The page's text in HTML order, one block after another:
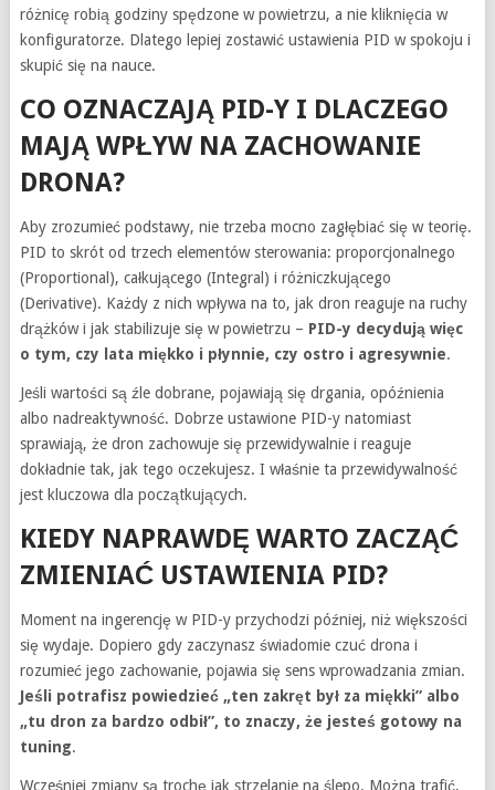
różnicę robią godziny spędzone w powietrzu, a nie kliknięcia w
konfiguratorze. Dlatego lepiej zostawić ustawienia PID w spokoju i
skupić się na nauce.
CO OZNACZAJĄ PID-Y I DLACZEGO
MAJĄ WPŁYW NA ZACHOWANIE
DRONA?
Aby zrozumieć podstawy, nie trzeba mocno zagłębiać się w teorię.
PID to skrót od trzech elementów sterowania: proporcjonalnego
(Proportional), całkującego (Integral) i różniczkującego
(Derivative). Każdy z nich wpływa na to, jak dron reaguje na ruchy
drążków i jak stabilizuje się w powietrzu – PID-y decydują więc
o tym, czy lata miękko i płynnie, czy ostro i agresywnie.
Jeśli wartości są źle dobrane, pojawiają się drgania, opóźnienia
albo nadreaktywność. Dobrze ustawione PID-y natomiast
sprawiają, że dron zachowuje się przewidywalnie i reaguje
dokładnie tak, jak tego oczekujesz. I właśnie ta przewidywalność
jest kluczowa dla początkujących.
KIEDY NAPRAWDĘ WARTO ZACZĄĆ
ZMIENIAĆ USTAWIENIA PID?
Moment na ingerencję w PID-y przychodzi później, niż większości
się wydaje. Dopiero gdy zaczynasz świadomie czuć drona i
rozumieć jego zachowanie, pojawia się sens wprowadzania zmian.
Jeśli potrafisz powiedzieć „ten zakręt był za miękki” albo
„tu dron za bardzo odbił”, to znaczy, że jesteś gotowy na
tuning.
Wcześniej zmiany są trochę jak strzelanie na ślepo. Można trafić,